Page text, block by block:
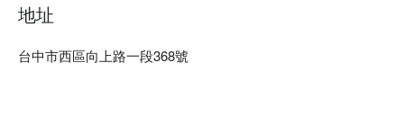
地址
台中市西區向上路一段368號